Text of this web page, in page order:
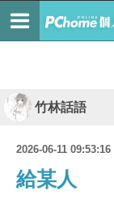
竹林話語
2026-06-11 09:53:16
給某人